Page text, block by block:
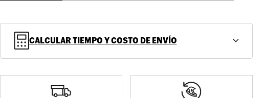
CALCULAR TIEMPO Y COSTO DE ENVÍO